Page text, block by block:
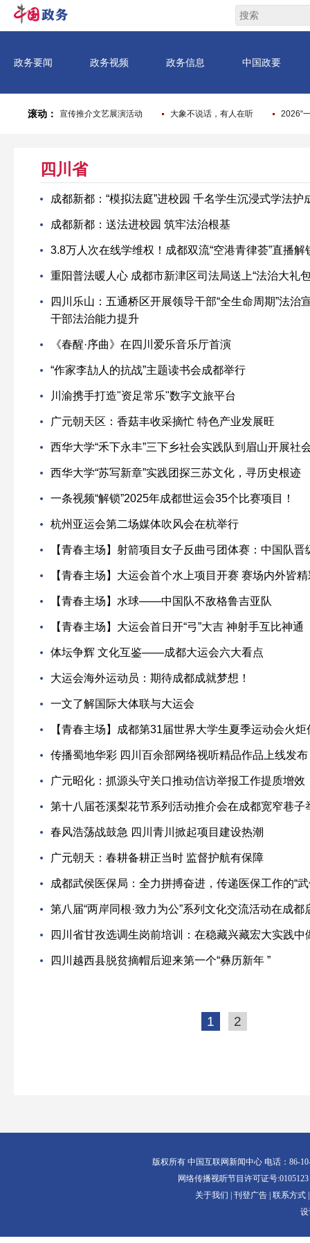
四川省
成都新都：“模拟法庭”进校园 千名学生沉浸式学法护
成都新都：送法进校园 筑牢法治根基
3.8万人次在线学维权！成都双流“空港青律荟”直播
重阳普法暖人心 成都市新津区司法局送上“法治大礼
四川乐山：五通桥区开展领导干部“全生命周期”法治
干部法治能力提升
《春醒·序曲》在四川爱乐音乐厅首演
“作家李劼人的抗战”主题读书会成都举行
川渝携手打造"资足常乐"数字文旅平台
广元朝天区：香菇丰收采摘忙 特色产业发展旺
西华大学“禾下永丰”三下乡社会实践队到眉山开展社
西华大学“苏写新章”实践团探三苏文化，寻历史根迹
一条视频“解锁”2025年成都世运会35个比赛项目！
杭州亚运会第二场媒体吹风会在杭举行
【青春主场】射箭项目女子反曲弓团体赛：中国队晋
【青春主场】大运会首个水上项目开赛 赛场内外皆
【青春主场】水球——中国队不敌格鲁吉亚队
【青春主场】大运会首日开“弓”大吉 神射手互比神通
体坛争辉 文化互鉴——成都大运会六大看点
大运会海外运动员：期待成都成就梦想！
一文了解国际大体联与大运会
【青春主场】成都第31届世界大学生夏季运动会火
传播蜀地华彩 四川百余部网络视听精品作品上线发布
广元昭化：抓源头守关口推动信访举报工作提质增效
第十八届苍溪梨花节系列活动推介会在成都宽窄巷子
春风浩荡战鼓急 四川青川掀起项目建设热潮
广元朝天：春耕备耕正当时 监督护航有保障
成都武侯医保局：全力拼搏奋进，传递医保工作的“武
第八届“两岸同根·致力为公”系列文化交流活动在成都
四川省甘孜选调生岗前培训：在稳藏兴藏宏大实践中
四川越西县脱贫摘帽后迎来第一个“彝历新年 ”
1 2